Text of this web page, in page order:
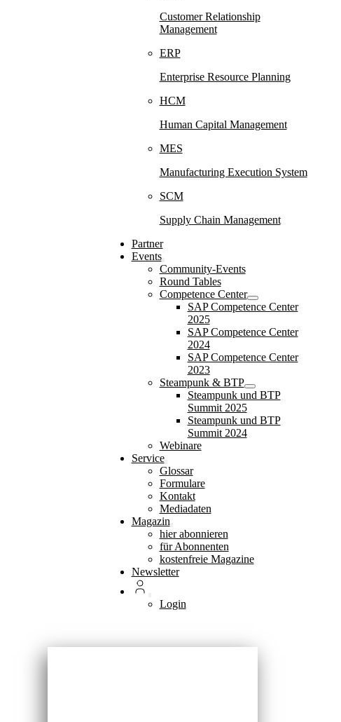
Customer Relationship
Management
ERP
Enterprise Resource Planning
HCM
Human Capital Management
MES
Manufacturing Execution System
SCM
Supply Chain Management
Partner
Events
Community-Events
Round Tables
Competence Center
SAP Competence Center
2025
SAP Competence Center
2024
SAP Competence Center
2023
Steampunk & BTP
Steampunk und BTP
Summit 2025
Steampunk und BTP
Summit 2024
Webinare
Service
Glossar
Formulare
Kontakt
Mediadaten
Magazin
hier abonnieren
für Abonnenten
kostenfreie Magazine
Newsletter
Login